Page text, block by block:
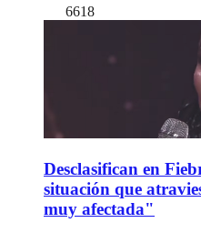
6618
Desclasifican en
situación que
muy afectada"